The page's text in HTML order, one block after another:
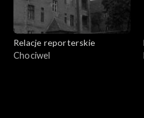
Relacje reporterskie
Chociwel